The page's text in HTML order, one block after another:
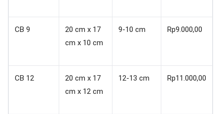
CB 9
20 cm x 17
cm x 10 cm
9-10 cm Rp9.000,00
CB 12
20 cm x 17
cm x 12 cm
12-13 cm Rp11.000,00